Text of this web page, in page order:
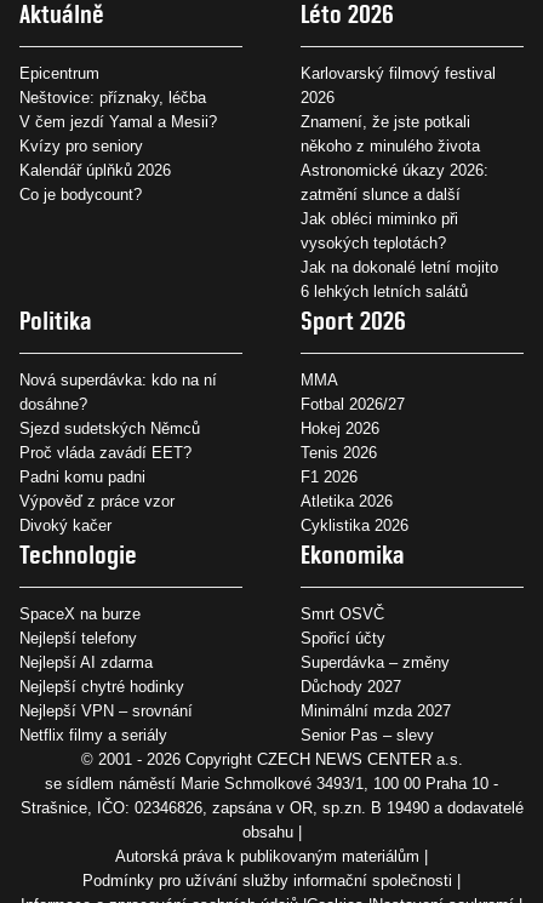
Aktuálně
Epicentrum
Neštovice: příznaky, léčba
V čem jezdí Yamal a Mesii?
Kvízy pro seniory
Kalendář úplňků 2026
Co je bodycount?
Léto 2026
Karlovarský filmový festival
2026
Znamení, že jste potkali
někoho z minulého života
Astronomické úkazy 2026:
zatmění slunce a další
Jak obléci miminko při
vysokých teplotách?
Jak na dokonalé letní mojito
6 lehkých letních salátů
Politika
Nová superdávka: kdo na ní
dosáhne?
Sjezd sudetských Němců
Proč vláda zavádí EET?
Padni komu padni
Výpověď z práce vzor
Divoký kačer
Sport 2026
MMA
Fotbal 2026/27
Hokej 2026
Tenis 2026
F1 2026
Atletika 2026
Cyklistika 2026
Technologie
SpaceX na burze
Nejlepší telefony
Nejlepší AI zdarma
Nejlepší chytré hodinky
Nejlepší VPN – srovnání
Netflix filmy a seriály
Ekonomika
Smrt OSVČ
Spořicí účty
Superdávka – změny
Důchody 2027
Minimální mzda 2027
Senior Pas – slevy
© 2001 - 2026 Copyright CZECH NEWS CENTER a.s.
se sídlem náměstí Marie Schmolkové 3493/1, 100 00 Praha 10 -
Strašnice, IČO: 02346826, zapsána v OR, sp.zn. B 19490 a dodavatelé
obsahu
Autorská práva k publikovaným materiálům
Podmínky pro užívání služby informační společnosti